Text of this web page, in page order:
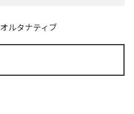
オルタナティブ